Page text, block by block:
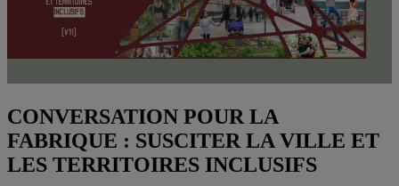
CONVERSATION POUR LA
FABRIQUE : SUSCITER LA VILLE ET
LES TERRITOIRES INCLUSIFS